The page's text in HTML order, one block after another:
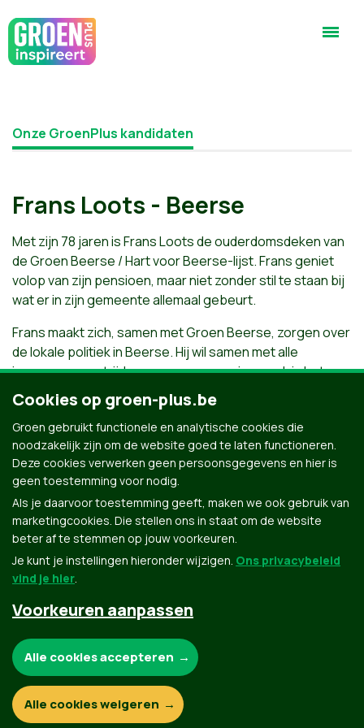
Onze GroenPlus kandidaten
Frans Loots - Beerse
Met zijn 78 jaren is Frans Loots de ouderdomsdeken van
de Groen Beerse / Hart voor Beerse-lijst. Frans geniet
volop van zijn pensioen, maar niet zonder stil te staan bij
wat er in zijn gemeente allemaal gebeurt.
Frans maakt zich, samen met Groen Beerse, zorgen over
de lokale politiek in Beerse. Hij wil samen met alle
inwoners een strijd voeren voor meer inspraak in het
bestuur van de gemeente.
Het behoud van het groene hart in het centrum van
Beerse is iets wat hem nauw aan het hart ligt.
Frans vult met glans onze plaats 21!
Groen.be
© Copyright Groen 2026 | Gemaakt met NationBuilder
Contact Privacybeleid
Cookies op groen-plus.be
Groen gebruikt functionele en analytische cookies die
noodzakelijk zijn om de website goed te laten functioneren.
Deze cookies verwerken geen persoonsgegevens en hier is
geen toestemming voor nodig.
Als je daarvoor toestemming geeft, maken we ook gebruik van
marketingcookies. Die stellen ons in staat om de website
beter af te stemmen op jouw voorkeuren.
Je kunt je instellingen hieronder wijzigen. Ons privacybeleid
vind je hier.
Voorkeuren aanpassen
Functionele en analytische cookies:
Alle cookies accepteren
Alle cookies weigeren